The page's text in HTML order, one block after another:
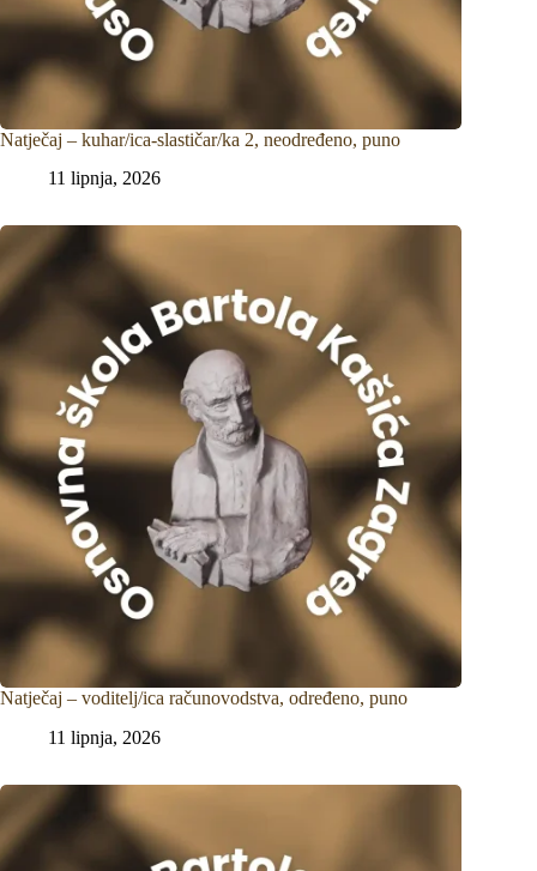
Natječaj – kuhar/ica-slastičar/ka 2, neodređeno, puno
11 lipnja, 2026
Natječaj – voditelj/ica računovodstva, određeno, puno
11 lipnja, 2026